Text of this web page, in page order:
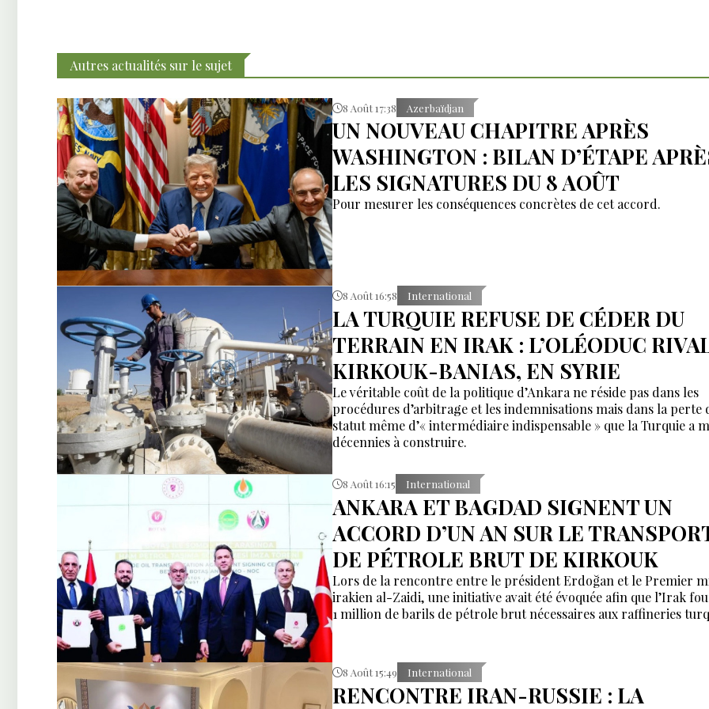
Autres actualités sur le sujet
8 Août 17:38 Azerbaïdjan
UN NOUVEAU CHAPITRE APRÈS
WASHINGTON : BILAN D’ÉTAPE
LES SIGNATURES DU 8 AOÛT
Pour mesurer les conséquences concrètes de cet accord.
8 Août 16:58 International
LA TURQUIE REFUSE DE CÉDER DU
TERRAIN EN IRAK : L’OLÉODUC
KIRKOUK-BANIAS, EN SYRIE
Le véritable coût de la politique d’Ankara ne réside pas dans les
procédures d’arbitrage et les indemnisations mais dans la perte
statut même d’« intermédiaire indispensable » que la Turquie a
décennies à construire.
8 Août 16:15 International
ANKARA ET BAGDAD SIGNENT UN
ACCORD D’UN AN SUR LE
DE PÉTROLE BRUT DE KIRKOUK
Lors de la rencontre entre le président Erdoğan et le Premier
irakien al-Zaidi, une initiative avait été évoquée afin que l’Irak
1 million de barils de pétrole brut nécessaires aux raffineries
8 Août 15:49 International
RENCONTRE IRAN-RUSSIE : LA